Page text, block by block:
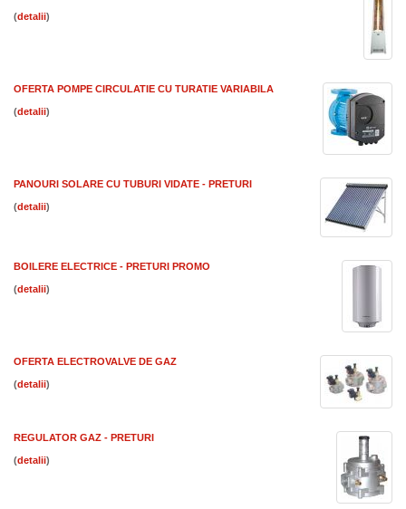
( )
OFERTA POMPE CIRCULATIE CU TURATIE VARIABILA
( )
PANOURI SOLARE CU TUBURI VIDATE - PRETURI
( )
BOILERE ELECTRICE - PRETURI PROMO
( )
OFERTA ELECTROVALVE DE GAZ
( )
REGULATOR GAZ - PRETURI
( )